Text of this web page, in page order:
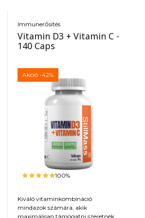
Immunerősítés
Vitamin D3 + Vitamin C -
140 Caps
Akció -42%
100%
Kiváló vitaminkombináció
mindazok számára, akik
maximálisan támogatni szeretnék